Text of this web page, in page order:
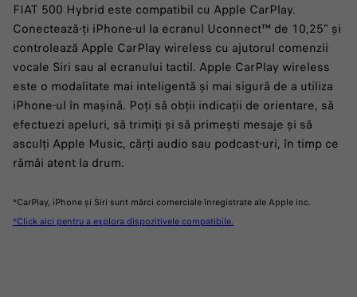
FIAT 500 Hybrid este compatibil cu Apple CarPlay.
Conectează-ți iPhone-ul la ecranul Uconnect™ de 10,25” și
controlează Apple CarPlay wireless cu ajutorul comenzii
vocale Siri sau al ecranului tactil. Apple CarPlay wireless
este o modalitate mai inteligentă și mai sigură de a utiliza
iPhone-ul în mașină. Poți să obții indicații de orientare, să
efectuezi apeluri, să trimiți și să primești mesaje și să
asculți Apple Music, cărți audio sau podcast-uri, în timp ce
rămâi atent la drum.
*CarPlay, iPhone și Siri sunt mărci comerciale înregistrate ale Apple inc.
*Click aici pentru a explora dispozitivele compatibile.